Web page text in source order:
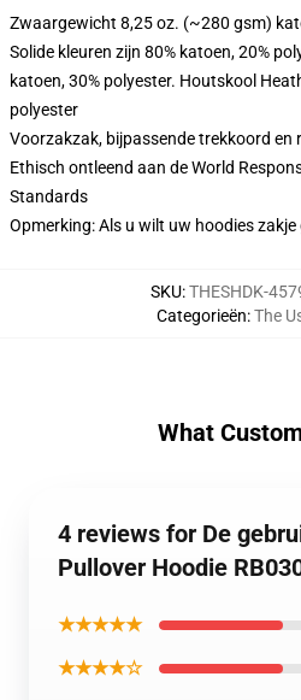
Zwaargewicht 8,25 oz. (~280 gsm)
Solide kleuren zijn 80% katoen, 20%
katoen, 30% polyester. Houtskool
polyester
Voorzakzak, bijpassende trekkoord en
Ethisch ontleend aan de World
Standards
Opmerking: Als u wilt uw hoodies
SKU:THESHDK-
Categorieën:The
What
4 reviews for De
Pullover Hoodie
★★★★★
★★★★☆